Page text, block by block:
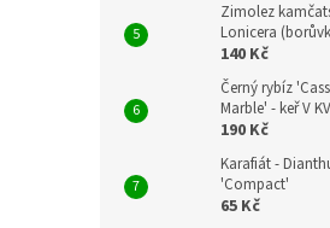
Zimolez
Lonicera
140 Kč
Černý rybíz
Marble' - keř V
190 Kč
Karafiát -
'Compact'
65 Kč